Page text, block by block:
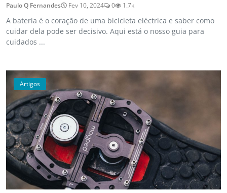
Paulo Q Fernandes Fev 10, 2024 0 1.7k
A bateria é o coração de uma bicicleta eléctrica e saber como
cuidar dela pode ser decisivo. Aqui está o nosso guia para
cuidados ...
Artigos